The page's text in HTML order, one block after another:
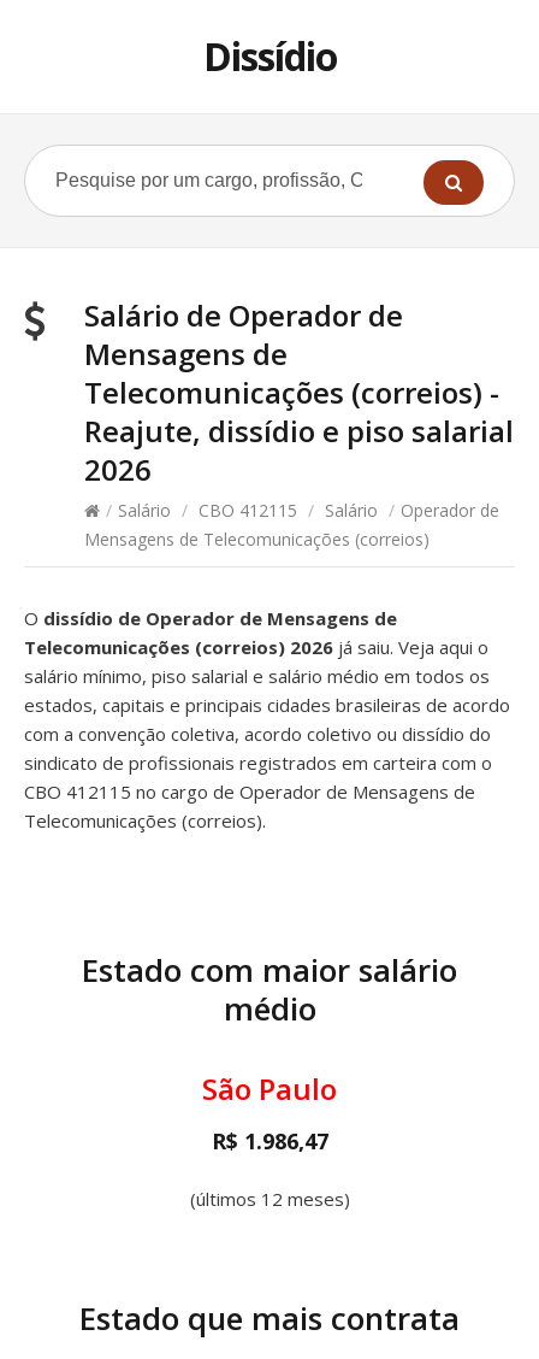
Dissídio
Salário de Operador de
Mensagens de
Telecomunicações (correios) -
Reajute, dissídio e piso salarial
2026
/ Salário / CBO 412115 / Salário / Operador de
Mensagens de Telecomunicações (correios)
O dissídio de Operador de Mensagens de
Telecomunicações (correios) 2026 já saiu. Veja aqui o
salário mínimo, piso salarial e salário médio em todos os
estados, capitais e principais cidades brasileiras de acordo
com a convenção coletiva, acordo coletivo ou dissídio do
sindicato de profissionais registrados em carteira com o
CBO 412115 no cargo de Operador de Mensagens de
Telecomunicações (correios).
Estado com maior salário
médio
São Paulo
R$ 1.986,47
(últimos 12 meses)
Estado que mais contrata